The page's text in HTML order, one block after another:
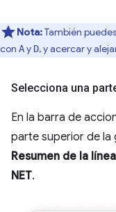
Nota:También
con Ay D, y acercar y
Selecciona una
En la barra de
parte superior de la
Resumen de la
NET.